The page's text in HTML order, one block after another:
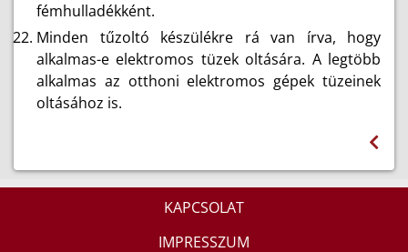
fémhulladékként.
Minden tűzoltó készülékre rá van írva, hogy
alkalmas-e elektromos tüzek oltására. A legtöbb
alkalmas az otthoni elektromos gépek tüzeinek
oltásához is.
KAPCSOLAT
IMPRESSZUM